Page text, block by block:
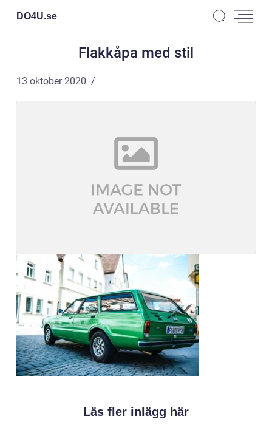
DO4U.se
Flakkåpa med stil
13 oktober 2020
Läs fler inlägg här